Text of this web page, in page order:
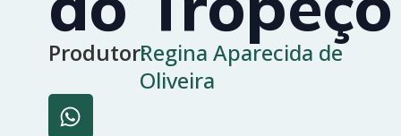
Produtor:Regina Aparecida de
Oliveira